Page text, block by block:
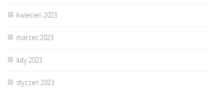
kwiecień 2023
marzec 2023
luty 2023
styczeń 2023